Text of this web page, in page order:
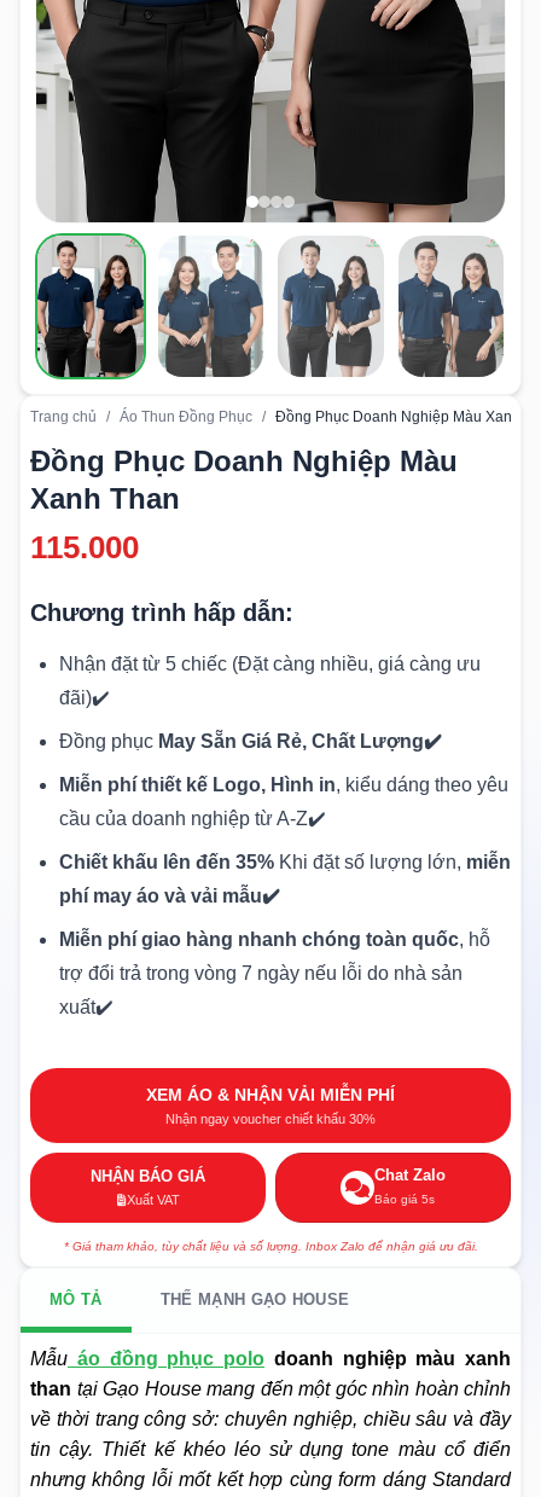
Trang chủ / Áo Thun Đồng Phục / Đồng Phục Doanh Nghiệp Màu Xanh
Đồng Phục Doanh Nghiệp Màu
Xanh Than
115.000
Chương trình hấp dẫn:
Nhận đặt từ 5 chiếc (Đặt càng nhiều, giá càng ưu
đãi)✔️
Đồng phục May Sẵn Giá Rẻ, Chất Lượng✔️
Miễn phí thiết kế Logo, Hình in, kiểu dáng theo yêu
cầu của doanh nghiệp từ A-Z✔️
Chiết khấu lên đến 35% Khi đặt số lượng lớn, miễn
phí may áo và vải mẫu✔️
Miễn phí giao hàng nhanh chóng toàn quốc, hỗ
trợ đổi trả trong vòng 7 ngày nếu lỗi do nhà sản
xuất✔️
XEM ÁO & NHẬN VẢI MIỄN PHÍ
Nhận ngay voucher chiết khấu 30%
NHẬN BÁO GIÁ
Xuất VAT
Chat Zalo
Báo giá 5s
* Giá tham khảo, tùy chất liệu và số lượng. Inbox Zalo để nhận giá ưu đãi.
MÔ TẢ THẾ MẠNH GẠO HOUSE
Mẫu áo đồng phục polo doanh nghiệp màu xanh
than tại Gạo House mang đến một góc nhìn hoàn chỉnh
về thời trang công sở: chuyên nghiệp, chiều sâu và đầy
tin cậy. Thiết kế khéo léo sử dụng tone màu cổ điển
nhưng không lỗi mốt kết hợp cùng form dáng Standard